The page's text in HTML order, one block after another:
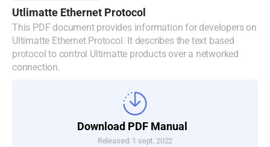
Utlimatte Ethernet Protocol
This PDF document provides information for developers on
Ultimatte Ethernet Protocol. It describes the text based
protocol to control Ultimatte products over a networked
connection.
Download PDF Manual
Released: 1 sept. 2022